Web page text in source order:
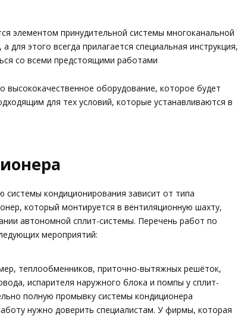
элементом принудительной системы многоканальной
этого всегда прилагается специальная инструкция,
со всеми предстоящими работами
оборудование, которое будет
для тех условий, которые устанавливаются в
кондиционирования зависит от типа
который монтируется в вентиляционную шахту,
автономной сплит-системы. Перечень работ по
мероприятий:
теплообменников, приточно-вытяжных решёток,
испарителя наружного блока и помпы у сплит-
полную промывку системы кондиционера
нужно доверить специалистам. У фирмы, которая